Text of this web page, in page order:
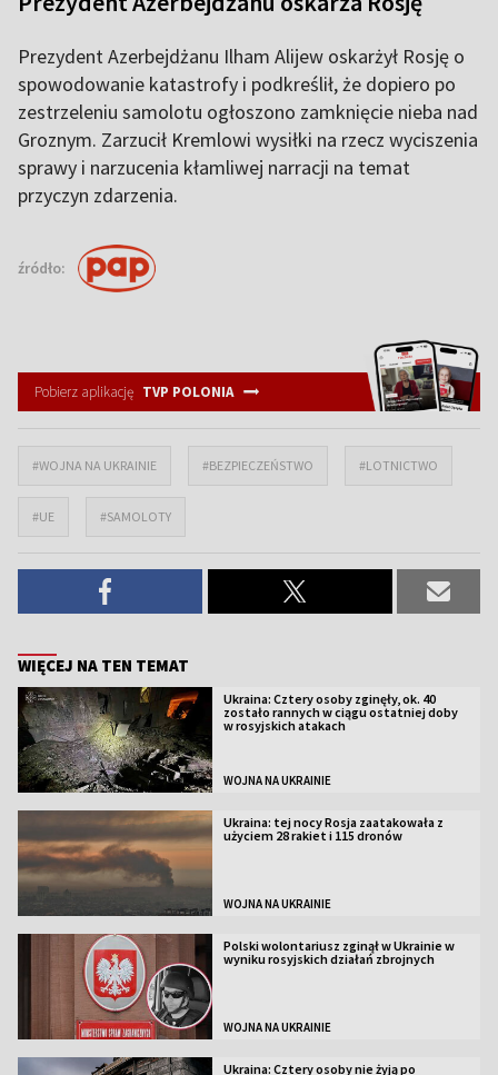
Prezydent Azerbejdżanu Ilham Alijew oskarżył Rosję o
spowodowanie katastrofy i podkreślił, że dopiero po
zestrzeleniu samolotu ogłoszono zamknięcie nieba nad
Groznym. Zarzucił Kremlowi wysiłki na rzecz wyciszenia
sprawy i narzucenia kłamliwej narracji na temat
przyczyn zdarzenia.
źródło:
Pobierz aplikację TVP POLONIA
#WOJNA NA UKRAINIE #BEZPIECZEŃSTWO #LOTNICTWO
#UE #SAMOLOTY
WIĘCEJ NA TEN TEMAT
Ukraina: Cztery osoby zginęły, ok. 40
zostało rannych w ciągu ostatniej doby
w rosyjskich atakach
WOJNA NA UKRAINIE
Ukraina: tej nocy Rosja zaatakowała z
użyciem 28 rakiet i 115 dronów
WOJNA NA UKRAINIE
Polski wolontariusz zginął w Ukrainie w
wyniku rosyjskich działań zbrojnych
WOJNA NA UKRAINIE
Ukraina: Cztery osoby nie żyją po